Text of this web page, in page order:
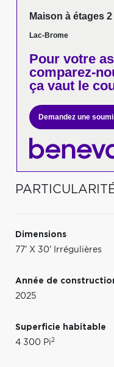
Maison à étages 2
Lac-Brome
Pour votre
comparez-
ça vaut le
Demandez une
Dimensions
77' X 30' Irrégulières
Année de
2025
Superficie habitable
4 300 Pi2